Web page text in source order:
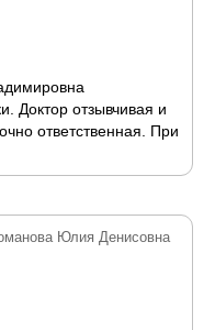
Доктор отзывчивая и
ответственная. При
Юлия Денисовна